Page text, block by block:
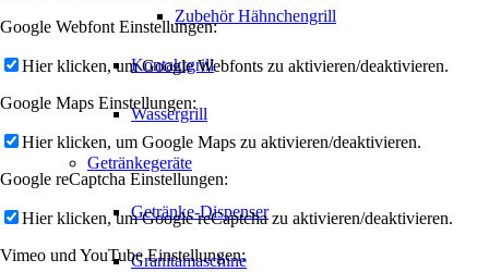
Zubehör Hähnchengrill
Kontaktgrill
Wassergrill
Getränkegeräte
Getränke-Dispenser
Granitamaschine
Google Webfont Einstellungen:
Hier klicken, um Google Webfonts zu aktivieren/deaktivieren.
Google Maps Einstellungen:
Hier klicken, um Google Maps zu aktivieren/deaktivieren.
Google reCaptcha Einstellungen:
Hier klicken, um Google reCaptcha zu aktivieren/deaktivieren.
Vimeo und YouTube Einstellungen: